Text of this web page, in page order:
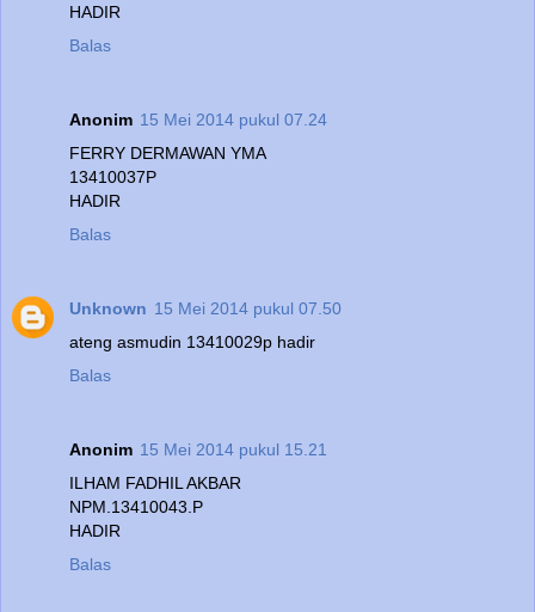
HADIR
Balas
Anonim 15 Mei 2014 pukul 07.24
FERRY DERMAWAN YMA
13410037P
HADIR
Balas
Unknown 15 Mei 2014 pukul 07.50
ateng asmudin 13410029p hadir
Balas
Anonim 15 Mei 2014 pukul 15.21
ILHAM FADHIL AKBAR
NPM.13410043.P
HADIR
Balas